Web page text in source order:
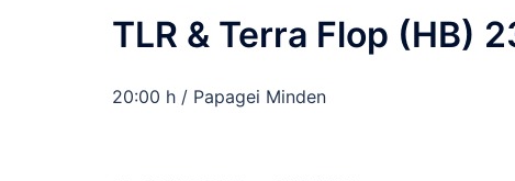
TLR & Terra Flop (HB)
20:00 h / Papagei Minden